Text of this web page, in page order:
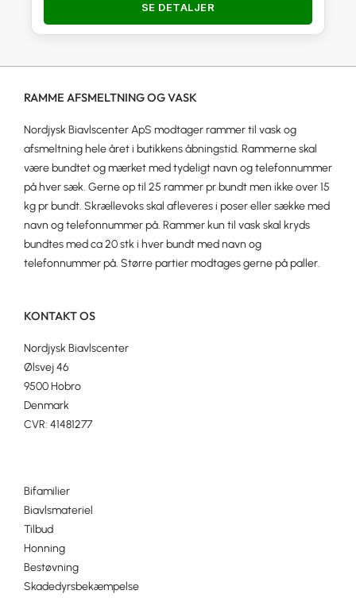
SE DETALJER
RAMME AFSMELTNING OG VASK
Nordjysk Biavlscenter ApS modtager rammer til vask og
afsmeltning hele året i butikkens åbningstid. Rammerne skal
være bundtet og mærket med tydeligt navn og telefonnummer
på hver sæk. Gerne op til 25 rammer pr bundt men ikke over 15
kg pr bundt. Skrællevoks skal afleveres i poser eller sække med
navn og telefonnummer på. Rammer kun til vask skal kryds
bundtes med ca 20 stk i hver bundt med navn og
telefonnummer på. Større partier modtages gerne på paller.
KONTAKT OS
Nordjysk Biavlscenter
Ølsvej 46
9500 Hobro
Denmark
CVR: 41481277
Bifamilier
Biavlsmateriel
Tilbud
Honning
Bestøvning
Skadedyrsbekæmpelse